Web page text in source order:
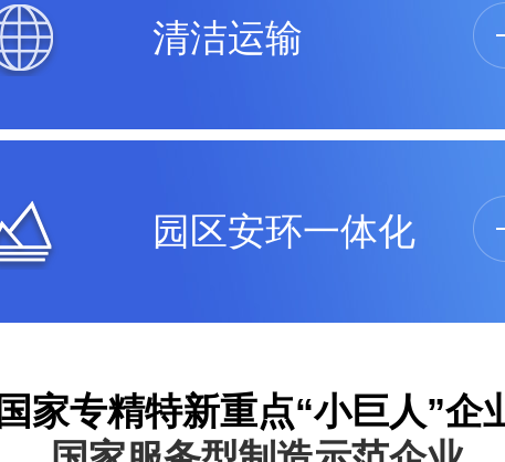
清洁运输
园区安环一体化
国家专精特新重点“小巨人”企